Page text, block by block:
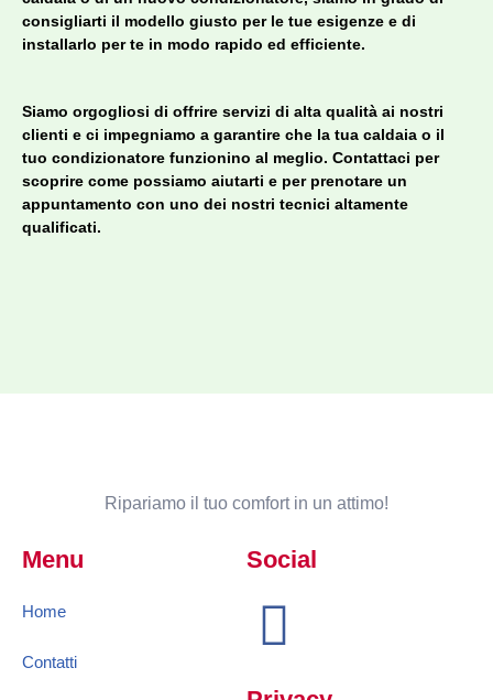
consigliarti il modello giusto per le tue esigenze e di
installarlo per te in modo rapido ed efficiente.
Siamo orgogliosi di offrire servizi di alta qualità ai nostri
clienti e ci impegniamo a garantire che la tua caldaia o il
tuo condizionatore funzionino al meglio. Contattaci per
scoprire come possiamo aiutarti e per prenotare un
appuntamento con uno dei nostri tecnici altamente
qualificati.
Ripariamo il tuo comfort in un attimo!
Menu
Home
Contatti
Social